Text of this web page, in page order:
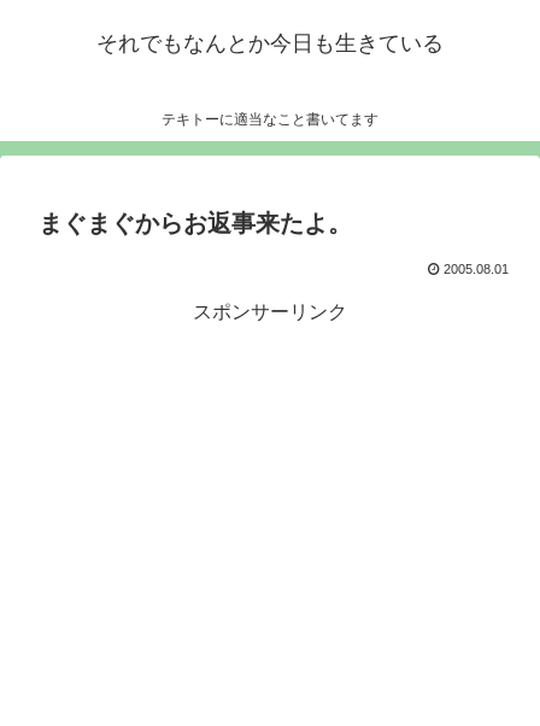
それでもなんとか今日も生きている
テキトーに適当なこと書いてます
まぐまぐからお返事来たよ。
2005.08.01
スポンサーリンク